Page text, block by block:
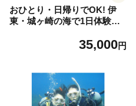
おひとり・日帰りでOK! 伊
東・城ヶ崎の海で1日体験ダ
35,000円